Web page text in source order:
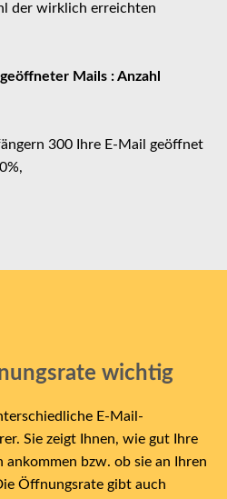
der wirklich erreichten
Mails : Anzahl
300 Ihre E-Mail geöffnet
wichtig
E-Mail-
Sie zeigt Ihnen, wie gut Ihre
ankommen bzw. ob sie an Ihren
Öffnungsrate gibt auch